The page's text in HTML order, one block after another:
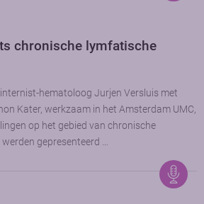
chronische lymfatische
hematoloog Jurjen Versluis met
Kater, werkzaam in het Amsterdam UMC,
op het gebied van chronische
gepresenteerd …